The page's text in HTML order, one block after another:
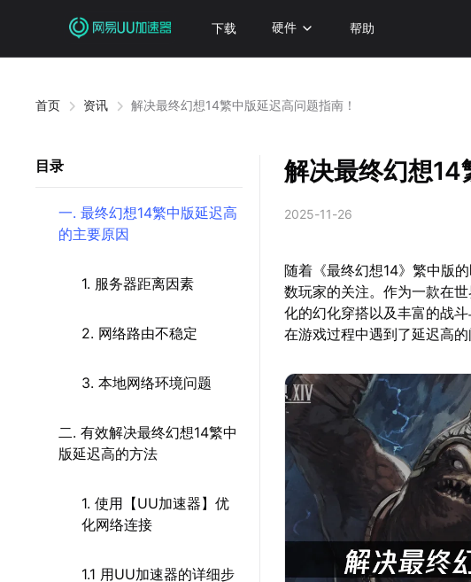
下载 硬件 帮助
首页 资讯 解决最终幻想14繁中版延迟高问题指南！
目录
一. 最终幻想14繁中版延迟高
的主要原因
1. 服务器距离因素
2. 网络路由不稳定
3. 本地网络环境问题
二. 有效解决最终幻想14繁中
版延迟高的方法
1. 使用【UU加速器】优
化网络连接
1.1 用UU加速器的详细步
解决最终幻想14
2025-11-26
随着《最终幻想14》繁中版
数玩家的关注。作为一款在
化的幻化穿搭以及丰富的战
在游戏过程中遇到了延迟高